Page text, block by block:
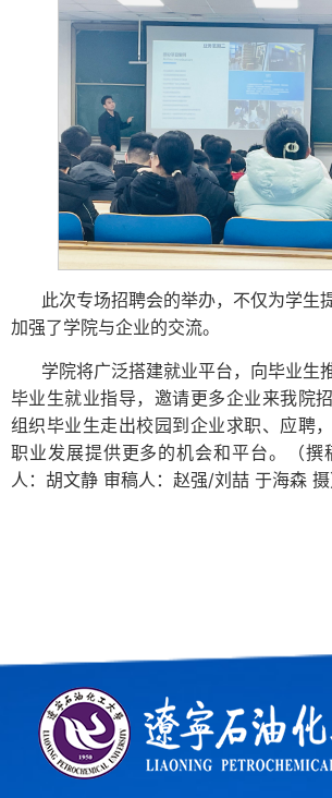
此次专场招聘会的举办，不仅为学生
加强了学院与企业的交流。
学院将广泛搭建就业平台，向毕业生
毕业生就业指导，邀请更多企业来我院
组织毕业生走出校园到企业求职、应聘
职业发展提供更多的机会和平台。（撰
人：胡文静 审稿人：赵强/刘喆 于海森 摄